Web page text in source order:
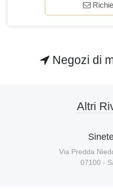
Negozi di
Altri
Via Predda
07100 -